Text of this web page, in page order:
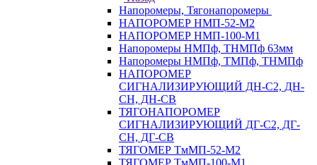
Напоромеры, Тягонапоромеры
НАПОРОМЕР НМП-52-М2
НАПОРОМЕР НМП-100-М1
Напоромеры НМПф, ТНМПф 63мм
Напоромеры НМПф, ТМПф, ТНМПф
НАПОРОМЕР
СИГНАЛИЗИРУЮЩИЙ ДН-С2, ДН-
СН, ДН-СВ
ТЯГОНАПОРОМЕР
СИГНАЛИЗИРУЮЩИЙ ДГ-С2, ДГ-
СН, ДГ-СВ
ТЯГОМЕР ТмМП-52-М2
ТЯГОМЕР ТмМП-100-М1